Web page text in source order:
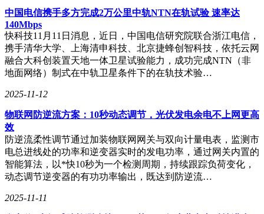
中国电信携手多方完成2万公里中轨NTN在轨试验 速率达
140Mbps
快科技11月11日消息，近日，中国电信研究院联合浙江电信，
携手清华大学、上海清申科技、北京捷蜂创智科技，依托云网
融合大科创装置天地一体卫星试验能力，成功完成NTN（非
地面网络）制式在中轨卫星条件下的在轨技术验…
2025-11-12
物联网防逆流方案：10秒动态调节，光伏发电余电不上网更高
效
防逆流柔性调节通过加装物联网网关与双向计量电表，监测市
电总进线处的功率和逆变器实时的发电功率，通过网关内置的
智能算法，以*快10秒为一个检测周期，持续跟踪负荷变化，
动态调节逆变器的有功功率输出，既达到防逆流…
2025-11-11